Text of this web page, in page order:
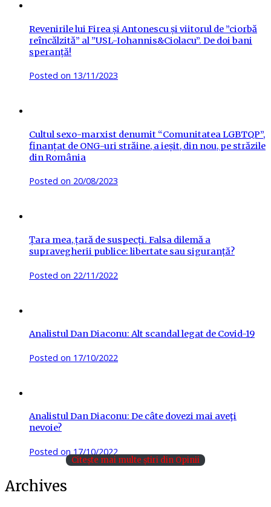
Revenirile lui Firea și Antonescu și viitorul de ”ciorbă
reîncălzită” al ”USL-Iohannis&Ciolacu”. De doi bani
speranță!
Posted on 13/11/2023
Cultul sexo-marxist denumit “Comunitatea LGBTQP”,
finanțat de ONG-uri străine, a ieșit, din nou, pe străzile
din România
Posted on 20/08/2023
Țara mea, țară de suspecți. Falsa dilemă a
supravegherii publice: libertate sau siguranță?
Posted on 22/11/2022
Analistul Dan Diaconu: Alt scandal legat de Covid-19
Posted on 17/10/2022
Analistul Dan Diaconu: De câte dovezi mai aveţi
nevoie?
Posted on 17/10/2022
Citește mai multe știri din Opinii
Archives